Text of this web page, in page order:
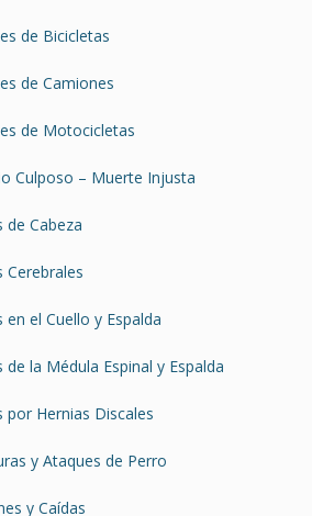
de Bicicletas
de Camiones
de Motocicletas
Culposo – Muerte Injusta
de Cabeza
Cerebrales
en el Cuello y Espalda
de la Médula Espinal y Espalda
por Hernias Discales
y Ataques de Perro
y Caídas